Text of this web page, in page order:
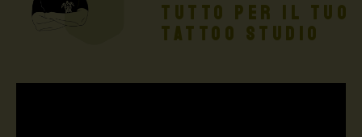
TUTTO PER IL TUO
TATTOO STUDIO